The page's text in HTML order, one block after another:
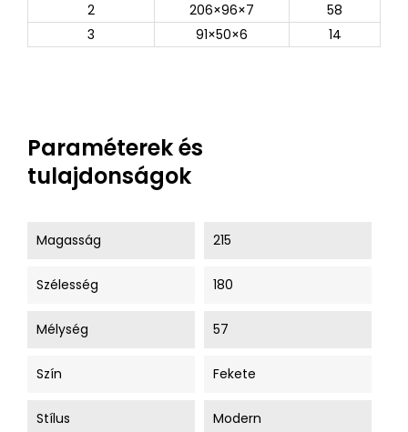
2
206×96×7
58
3
91×50×6 14
Paraméterek és
tulajdonságok
Magasság 215
Szélesség 180
Mélység 57
Szín Fekete
Stílus Modern